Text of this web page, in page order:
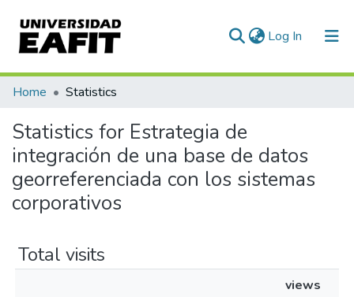
Log In (current)
Communities & Collections
All of DSpace
Home Statistics
Statistics for Estrategia de
integración de una base de datos
georreferenciada con los sistemas
corporativos
Total visits
views